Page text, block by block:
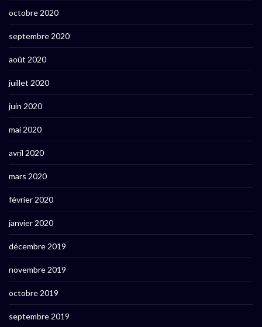
octobre 2020
septembre 2020
août 2020
juillet 2020
juin 2020
mai 2020
avril 2020
mars 2020
février 2020
janvier 2020
décembre 2019
novembre 2019
octobre 2019
septembre 2019